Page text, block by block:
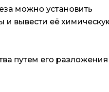
можно установить
и вывести её
путем его